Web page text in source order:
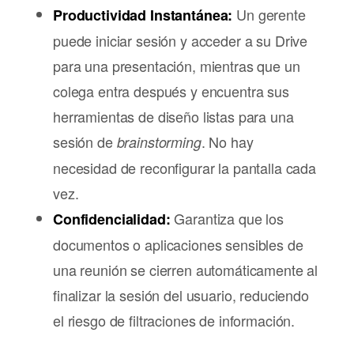
Productividad Instantánea: Un gerente
puede iniciar sesión y acceder a su Drive
para una presentación, mientras que un
colega entra después y encuentra sus
herramientas de diseño listas para una
sesión de brainstorming. No hay
necesidad de reconfigurar la pantalla cada
vez.
Confidencialidad:Garantiza que los
documentos o aplicaciones sensibles de
una reunión se cierren automáticamente al
finalizar la sesión del usuario, reduciendo
el riesgo de filtraciones de información.